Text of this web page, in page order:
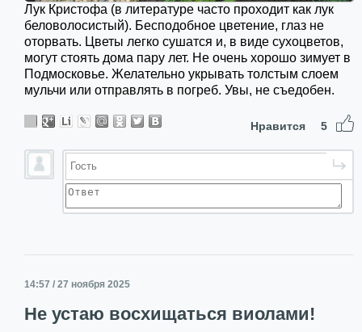
Лук Кристофа (в литературе часто проходит как лук
беловолосистый). Бесподобное цветение, глаз не
оторвать. Цветы легко сушатся и, в виде сухоцветов,
могут стоять дома пару лет. Не очень хорошо зимует в
Подмосковье. Желательно укрывать толстым слоем
мульчи или отправлять в погреб. Увы, не съедобен.
Нравится 5
14:57 / 27 ноября 2025
Не устаю восхищаться виолами!